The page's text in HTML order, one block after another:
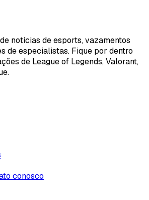
notícias de esports, vazamentos
de especialistas. Fique por dentro
de League of Legends, Valorant,
conosco